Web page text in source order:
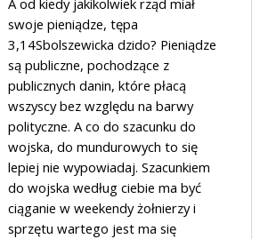
A od kiedy jakikolwiek rząd miał
swoje pieniądze, tępa
3,14Sbolszewicka dzido? Pieniądze
są publiczne, pochodzące z
publicznych danin, które płacą
wszyscy bez względu na barwy
polityczne. A co do szacunku do
wojska, do mundurowych to się
lepiej nie wypowiadaj. Szacunkiem
do wojska według ciebie ma być
ciąganie w weekendy żołnierzy i
sprzętu wartego jest ma się